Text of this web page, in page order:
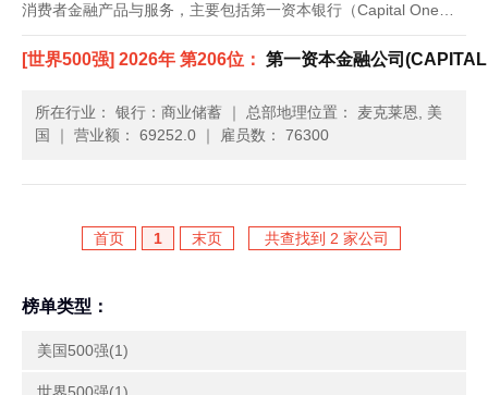
消费者金融产品与服务，主要包括第一资本银行（Capital One
Bank），主要提供信用卡产品并接受零售存款；第一资本F.S.B.
（Capital On......
[世界500强] 2026年 第206位： 第一资本金融公司
所在行业： 银行：商业储蓄 ｜ 总部地理位置： 麦克莱恩, 美
国
｜ 营业额： 69252.0 ｜ 雇员数： 76300
首页 1 末页 共查找到 2 家公司
榜单类型：
美国500强(1)